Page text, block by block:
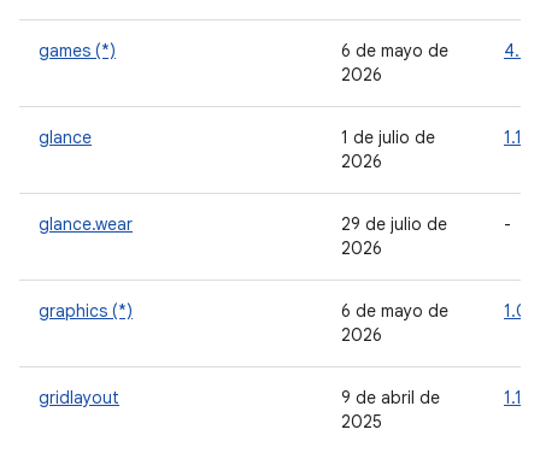
games (*)
6 de mayo de
2026
glance
1 de julio de
2026
1.1.1
glance.wear
29 de julio de
2026
-
graphics (*)
6 de mayo de
2026
gridlayout
9 de abril de
2025
1.1.0